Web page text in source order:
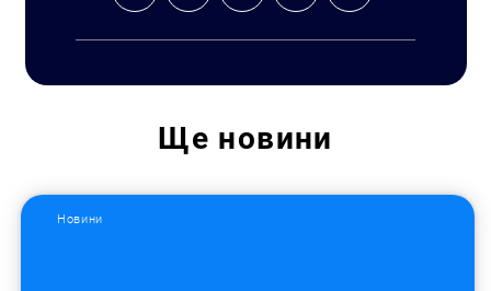
Ще новини
Новини